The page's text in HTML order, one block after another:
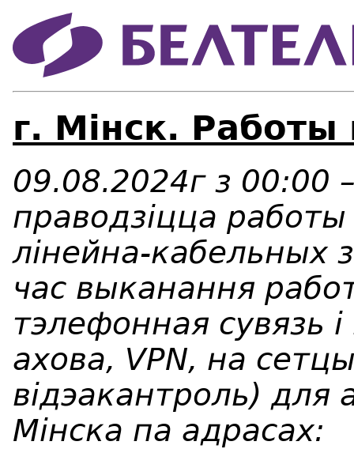
г. Мінск. Работы
09.08.2024г з 00:00
праводзіцца
лінейна-кабельных
час выканання
тэлефонная сувязь
ахова, VPN, на
відэакантроль) для
Мінска па адрасах: